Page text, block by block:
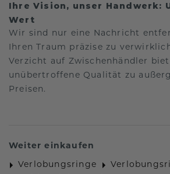
Ihre Vision, unser Handwerk:
Wert
Wir sind nur eine Nachricht
Ihren Traum präzise zu
Verzicht auf Zwischenhändler
unübertroffene Qualität zu
Preisen.
Weiter einkaufen
Verlobungsringe